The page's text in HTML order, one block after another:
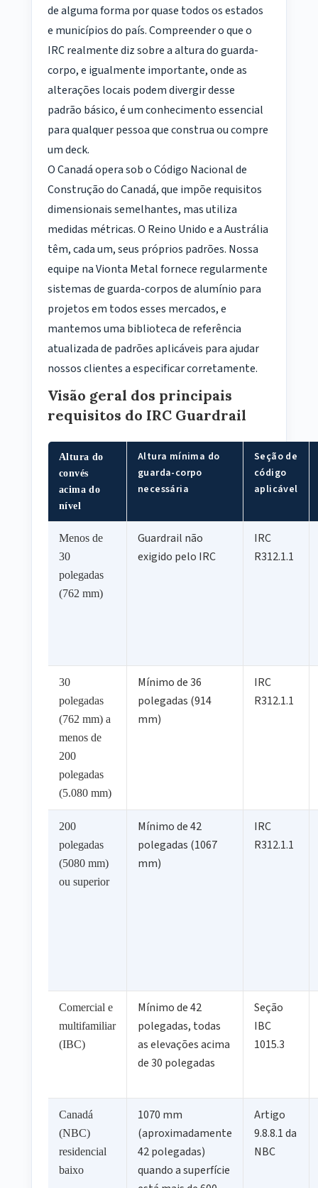
de alguma forma por quase todos os estados
e municípios do país. Compreender o que o
IRC realmente diz sobre a altura do guarda-
corpo, e igualmente importante, onde as
alterações locais podem divergir desse
padrão básico, é um conhecimento essencial
para qualquer pessoa que construa ou compre
um deck.
O Canadá opera sob o Código Nacional de
Construção do Canadá, que impõe requisitos
dimensionais semelhantes, mas utiliza
medidas métricas. O Reino Unido e a Austrália
têm, cada um, seus próprios padrões. Nossa
equipe na Vionta Metal fornece regularmente
sistemas de guarda-corpos de alumínio para
projetos em todos esses mercados, e
mantemos uma biblioteca de referência
atualizada de padrões aplicáveis ​​para ajudar
nossos clientes a especificar corretamente.
Visão geral dos principais
requisitos do IRC Guardrail
Altura do
convés
acima do
nível
Altura mínima do
guarda-corpo
necessária
Seção de
código
aplicável
Menos de
30
polegadas
(762 mm)
Guardrail não
exigido pelo IRC
IRC
R312.1.1
30
polegadas
(762 mm) a
menos de
200
polegadas
(5.080 mm)
Mínimo de 36
polegadas (914
mm)
IRC
R312.1.1
200
polegadas
(5080 mm)
ou superior
Mínimo de 42
polegadas (1067
mm)
IRC
R312.1.1
Comercial e
multifamiliar
(IBC)
Mínimo de 42
polegadas, todas
as elevações acima
de 30 polegadas
Seção
IBC
1015.3
Canadá
(NBC)
residencial
baixo
1070 mm
(aproximadamente
42 polegadas)
quando a superfície
Artigo
9.8.8.1 da
NBC